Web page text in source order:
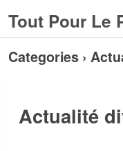
Tout Pour Le
Categories ›
Actualité